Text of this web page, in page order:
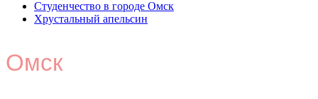
Студенчество в городе Омск
Хрустальный апельсин
Омск